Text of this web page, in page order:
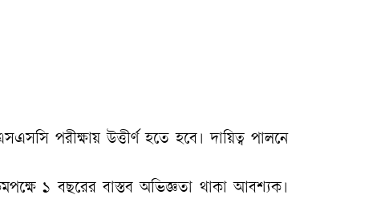
পরীক্ষায় উত্তীর্ণ হতে হবে। দায়িত্ব পালনে
১ বছরের বাস্তব অভিজ্ঞতা থাকা আবশ্যক।